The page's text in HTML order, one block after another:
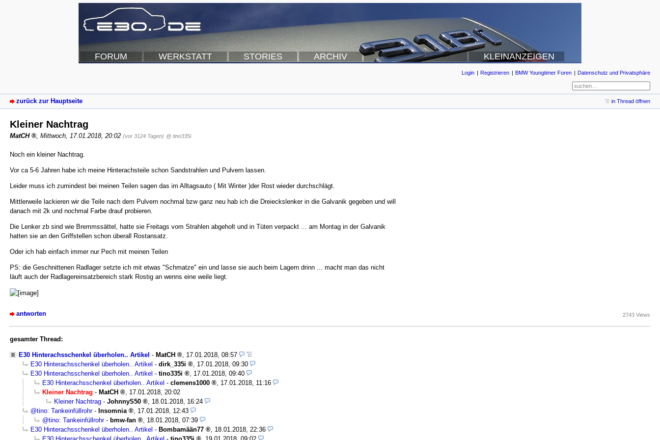
FORUM WERKSTATT STORIES ARCHIV KLEINANZEIGEN
Login Registrieren BMW Youngtimer Foren Datenschutz und Privatsphäre
zurück zur Hauptseite in Thread öffnen
Kleiner Nachtrag
MatCH Mittwoch, 17.01.2018, 20:02 (vor 3124 Tagen) @ tino335i
Noch ein kleiner Nachtrag.
Vor ca 5-6 Jahren habe ich meine Hinterachsteile schon Sandstrahlen und Pulvern lassen.
Leider muss ich zumindest bei meinen Teilen sagen das im Alltagsauto ( Mit Winter )der Rost wieder durchschlägt.
Mittlerweile lackieren wir die Teile nach dem Pulvern nochmal bzw ganz neu hab ich die Dreieckslenker in die Galvanik gegeben und will
danach mit 2k und nochmal Farbe drauf probieren.
Die Lenker zb sind wie Bremmssättel, hatte sie Freitags vom Strahlen abgeholt und in Tüten verpackt ... am Montag in der Galvanik
hatten sie an den Griffstellen schon überall Rostansatz.
Oder ich hab einfach immer nur Pech mit meinen Teilen
PS: die Geschnittenen Radlager setzte ich mit etwas "Schmatze" ein und lasse sie auch beim Lagern drinn ... macht man das nicht
läuft auch der Radlagereinsatzbereich stark Rostig an wenns eine weile liegt.
antworten 2743 Views
gesamter Thread:
E30 Hinterachsschenkel überholen.. Artikel - MatCH
17.01.2018, 08:57
E30 Hinterachsschenkel überholen.. Artikel - dirk_335i
17.01.2018, 09:30
E30 Hinterachsschenkel überholen.. Artikel - tino335i
17.01.2018, 09:40
E30 Hinterachsschenkel überholen.. Artikel - clemens1000
17.01.2018, 11:16
Kleiner Nachtrag - MatCH
17.01.2018, 20:02
Kleiner Nachtrag - JohnnyS50
18.01.2018, 16:24
@tino: Tankeinfüllrohr- Insomnia
17.01.2018, 12:43
@tino: Tankeinfüllrohr- bmw-fan
18.01.2018, 07:39
E30 Hinterachsschenkel überholen.. Artikel - Bombamään77
18.01.2018, 22:36